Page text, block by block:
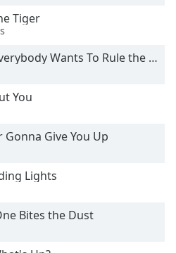
Tiger
Wants To Rule the World
You
Gonna Give You Up
Lights
Bites the Dust